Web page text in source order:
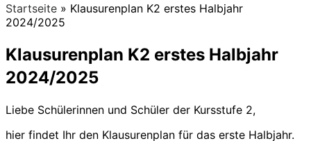
Startseite » Klausurenplan K2 erstes Halbjahr
2024/2025
Klausurenplan K2 erstes Halbjahr
2024/2025
Liebe Schülerinnen und Schüler der Kursstufe 2,
hier findet Ihr den Klausurenplan für das erste Halbjahr.